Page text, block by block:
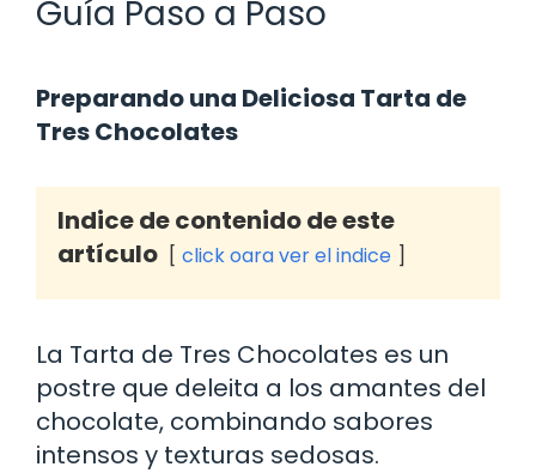
Guía Paso a Paso
Preparando una Deliciosa Tarta de
Tres Chocolates
Indice de contenido de este
artículo
click oara ver el indice
La Tarta de Tres Chocolates es un
postre que deleita a los amantes del
chocolate, combinando sabores
intensos y texturas sedosas.